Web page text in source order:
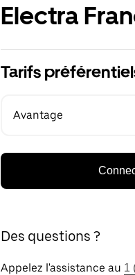
Electra
Tarifs
Avantage
Des questions ?
Appelez l'assistance au 1